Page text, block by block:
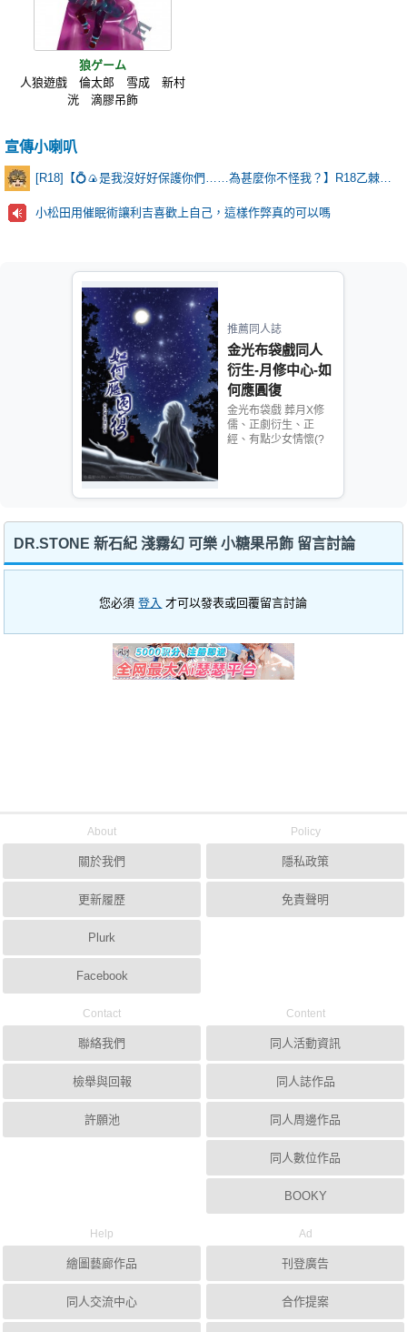
狼ゲーム
人狼遊戲 倫太郎 雪成 新村
洸 滴膠吊飾
宣傳小喇叭
小松田用催眠術讓利吉喜歡上自己，這樣作弊真的可以嗎
推薦同人誌
金光布袋戲同人
衍生-月修中心-如
何應圓復
金光布袋戲 葬月X修
儒、正劇衍生、正
經、有點少女情懷(?
DR.STONE 新石紀 淺霧幻 可樂 小糖果吊飾 留言討論
您必須登入 才可以發表或回覆留言討論
About
關於我們
更新履歷
Plurk
Facebook
Policy
隱私政策
免責聲明
Contact
聯絡我們
檢舉與回報
許願池
Content
同人活動資訊
同人誌作品
同人周邊作品
同人數位作品
BOOKY
Help
繪圖藝廊作品
同人交流中心
Ad
刊登廣告
合作提案